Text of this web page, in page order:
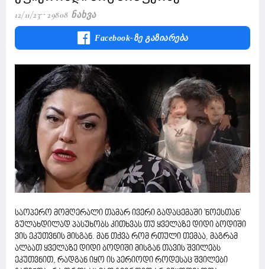
12/11/23 29808 Ნახვა
Facebook-Ზე Გაზიარება
საოპერო მომღერალი თამარ ივერი გადაცემაში 'ნოესთან'
გულახდილად პასუხობს კითხვას თუ ყველაზე დიდი ბოდიში
ვის ეკუთვნის მისგან. მან თქვა რომ რთული თემაა, მაგრამ
ალბათ ყველაზე დიდი ბოდიში მისგან თავის შვილებს
ეკუთვნით, რადგან იყო ის პერიოდი როდესაც შვილები